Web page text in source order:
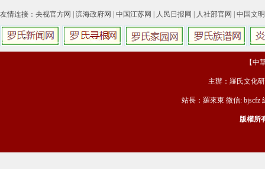
友情连接： 央视官方网 滨海政府网 中国江苏网 人民日报网 人社部官网 中国文
【中
主辦：羅氏文化
站長：羅來東 微信: bjscfz
版權所